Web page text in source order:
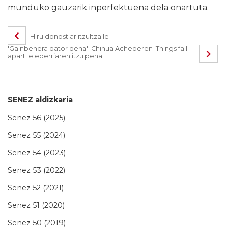
SENEZ aldizkaria
Senez 56 (2025)
Senez 55 (2024)
Senez 54 (2023)
Senez 53 (2022)
Senez 52 (2021)
Senez 51 (2020)
Senez 50 (2019)
munduko gauzarik inperfektuena dela onartuta.
Hiru donostiar itzultzaile
'Gainbehera dator dena': Chinua Acheberen 'Things fall
apart' eleberriaren itzulpena